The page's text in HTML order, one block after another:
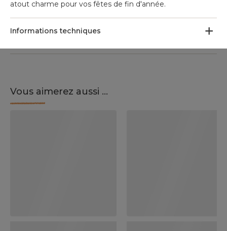
atout charme pour vos fêtes de fin d'année.
Informations techniques
Vous aimerez aussi ...